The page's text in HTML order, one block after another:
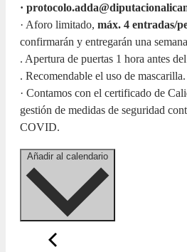
·
· Aforo limitado, máx. 4 entradas/
confirmarán y entregarán una
. Apertura de puertas 1 hora antes
. Recomendable el uso de mascarilla.
· Contamos con el certificado de
gestión de medidas de seguridad
COVID.